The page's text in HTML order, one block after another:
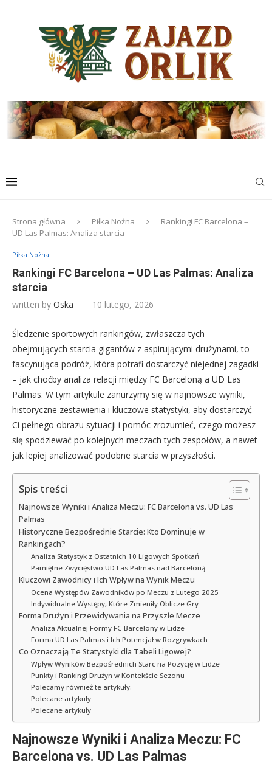
Strona główna Piłka Nożna
Rankingi FC Barcelona –
UD Las Palmas: Analiza starcia
Piłka Nożna
Rankingi FC Barcelona – UD Las Palmas: Analiza
starcia
written by Oska 10 lutego, 2026
Śledzenie sportowych rankingów, zwłaszcza tych
obejmujących starcia gigantów z aspirującymi drużynami, to
fascynująca podróż, która potrafi dostarczyć niejednej zagadki
– jak choćby analiza relacji między FC Barceloną a UD Las
Palmas. W tym artykule zanurzymy się w najnowsze wyniki,
historyczne zestawienia i kluczowe statystyki, aby dostarczyć
Ci pełnego obrazu sytuacji i pomóc zrozumieć, czego możesz
się spodziewać po kolejnych meczach tych zespołów, a nawet
jak lepiej analizować podobne starcia w przyszłości.
Spis treści
Najnowsze Wyniki i Analiza Meczu: FC Barcelona vs. UD Las
Palmas
Historyczne Bezpośrednie Starcie: Kto Dominuje w
Rankingach?
Analiza Statystyk z Ostatnich 10 Ligowych Spotkań
Pamiętne Zwycięstwo UD Las Palmas nad Barceloną
Kluczowi Zawodnicy i Ich Wpływ na Wynik Meczu
Ocena Występów Zawodników po Meczu z Lutego 2025
Indywidualne Występy, Które Zmieniły Oblicze Gry
Forma Drużyn i Przewidywania na Przyszłe Mecze
Analiza Aktualnej Formy FC Barcelony w Lidze
Forma UD Las Palmas i Ich Potencjał w Rozgrywkach
Co Oznaczają Te Statystyki dla Tabeli Ligowej?
Wpływ Wyników Bezpośrednich Starc na Pozycję w Lidze
Punkty i Rankingi Drużyn w Kontekście Sezonu
Polecamy również te artykuły:
Polecane artykuły
Polecane artykuły
Najnowsze Wyniki i Analiza Meczu: FC
Barcelona vs. UD Las Palmas